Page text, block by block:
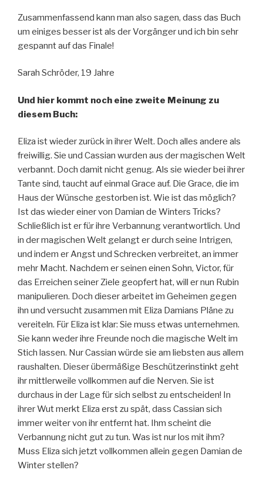
Zusammenfassend kann man also sagen, dass das Buch
um einiges besser ist als der Vorgänger und ich bin sehr
gespannt auf das Finale!
Sarah Schröder, 19 Jahre
Und hier kommt noch eine zweite Meinung zu
diesem Buch:
Eliza ist wieder zurück in ihrer Welt. Doch alles andere als
freiwillig. Sie und Cassian wurden aus der magischen Welt
verbannt. Doch damit nicht genug. Als sie wieder bei ihrer
Tante sind, taucht auf einmal Grace auf. Die Grace, die im
Haus der Wünsche gestorben ist. Wie ist das möglich?
Ist das wieder einer von Damian de Winters Tricks?
Schließlich ist er für ihre Verbannung verantwortlich. Und
in der magischen Welt gelangt er durch seine Intrigen,
und indem er Angst und Schrecken verbreitet, an immer
mehr Macht. Nachdem er seinen einen Sohn, Victor, für
das Erreichen seiner Ziele geopfert hat, will er nun Rubin
manipulieren. Doch dieser arbeitet im Geheimen gegen
ihn und versucht zusammen mit Eliza Damians Pläne zu
vereiteln. Für Eliza ist klar: Sie muss etwas unternehmen.
Sie kann weder ihre Freunde noch die magische Welt im
Stich lassen. Nur Cassian würde sie am liebsten aus allem
raushalten. Dieser übermäßige Beschützerinstinkt geht
ihr mittlerweile vollkommen auf die Nerven. Sie ist
durchaus in der Lage für sich selbst zu entscheiden! In
ihrer Wut merkt Eliza erst zu spät, dass Cassian sich
immer weiter von ihr entfernt hat. Ihm scheint die
Verbannung nicht gut zu tun. Was ist nur los mit ihm?
Muss Eliza sich jetzt vollkommen allein gegen Damian de
Winter stellen?